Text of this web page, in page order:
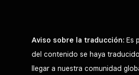
Aviso sobre la traducción: Es
del contenido se haya
llegar a nuestra comunidad